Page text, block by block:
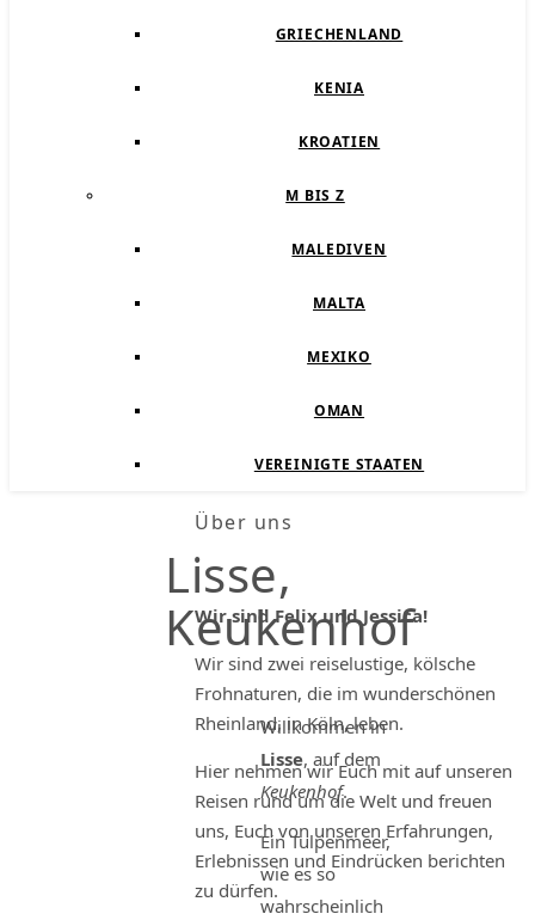
GRIECHENLAND
KENIA
KROATIEN
M BIS Z
MALEDIVEN
MALTA
MEXIKO
OMAN
VEREINIGTE STAATEN
Lisse,
Keukenhof
Willkommen in
Lisse, auf dem
Keukenhof.
Ein Tulpenmeer,
wie es so
wahrscheinlich
Über uns
Wir sind Felix und Jessica!
Wir sind zwei reiselustige, kölsche
Frohnaturen, die im wunderschönen
Rheinland, in Köln, leben.
Hier nehmen wir Euch mit auf unseren
Reisen rund um die Welt und freuen
uns, Euch von unseren Erfahrungen,
Erlebnissen und Eindrücken berichten
zu dürfen.